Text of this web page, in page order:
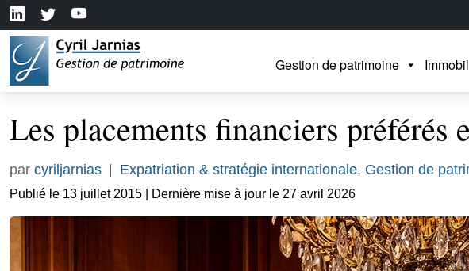
Gestion de patrimoine
Les placements financiers préférés
par cyriljarnias Expatriation & stratégie internationale, Gestion de
Publié le 13 juillet 2015 | Dernière mise à jour le 27 avril 2026